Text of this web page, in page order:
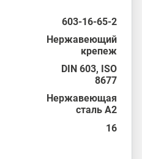
603-16-65-2
Нержавеющий
крепеж
DIN 603, ISO
8677
Нержавеющая
сталь А2
16